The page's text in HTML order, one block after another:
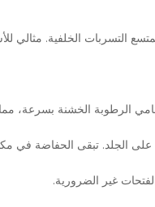
حاجز الخصر الخلفي المتسع
الرطوبة الخشنة
تبقى الحفاضة في
غير الضرورية.